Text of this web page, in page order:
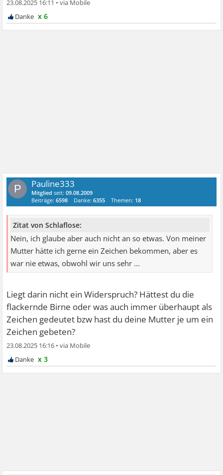
23.08.2025 16:11 •
x 6
P Pauline333
Mitglied seit:09.08.2009
Beiträge:6598 Danke:6355 Themen: 18
Zitat von Schlaflose:
Nein, ich glaube aber auch nicht an so etwas. Von meiner
Mutter hätte ich gerne ein Zeichen bekommen, aber es
war nie etwas, obwohl wir uns sehr ...
Liegt darin nicht ein Widerspruch? Hättest du die
flackernde Birne oder was auch immer überhaupt als
Zeichen gedeutet bzw hast du deine Mutter je um ein
Zeichen gebeten?
23.08.2025 16:16 •
x 3